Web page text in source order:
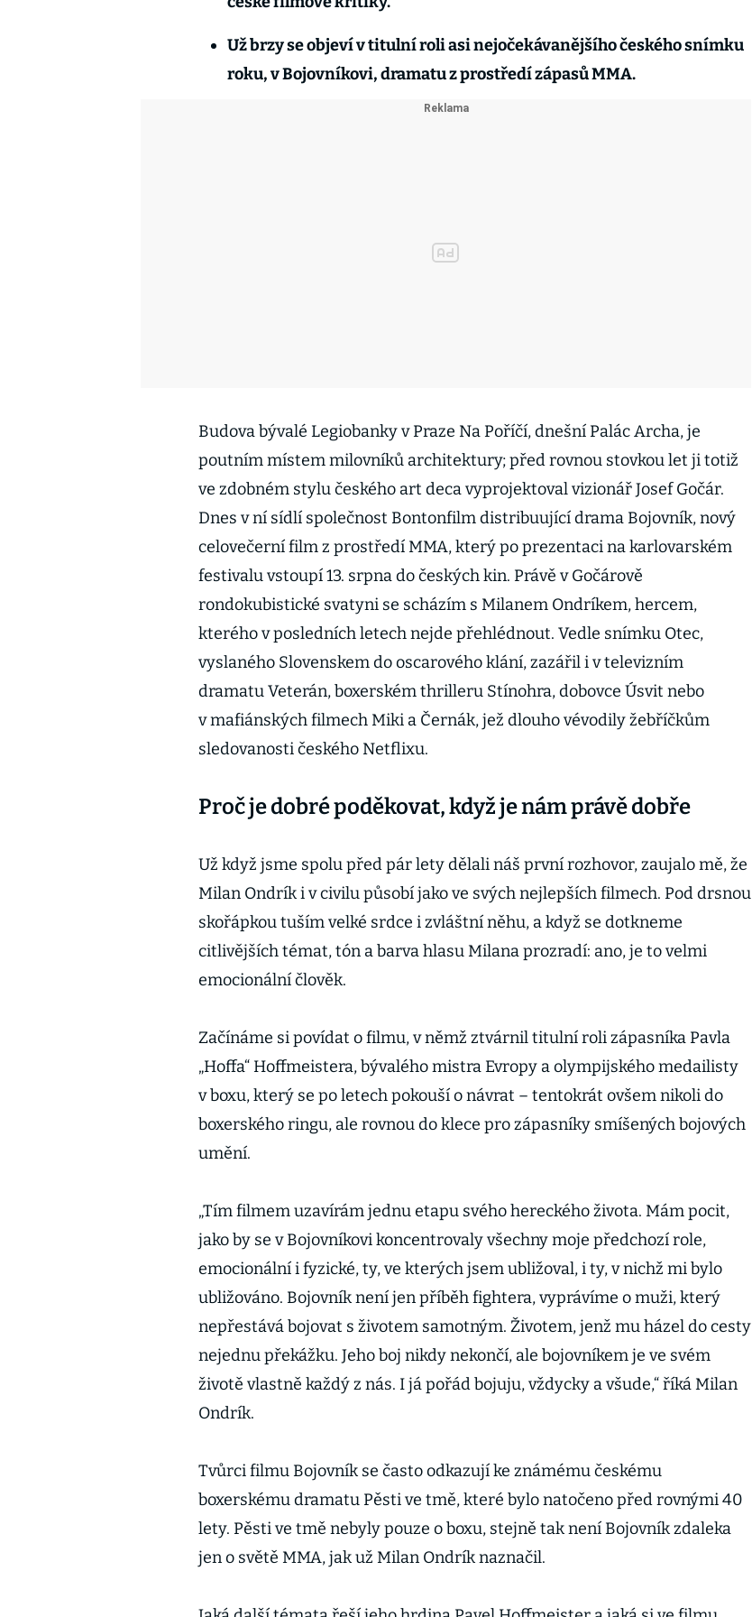
Už brzy se objeví v titulní roli asi nejočekávanějšího českého snímku
roku, v Bojovníkovi, dramatu z prostředí zápasů MMA.
Budova bývalé Legiobanky v Praze Na Poříčí, dnešní Palác Archa, je
poutním místem milovníků architektury; před rovnou stovkou let ji totiž
ve zdobném stylu českého art deca vyprojektoval vizionář Josef Gočár.
Dnes v ní sídlí společnost Bontonfilm distribuující drama Bojovník, nový
celovečerní film z prostředí MMA, který po prezentaci na karlovarském
festivalu vstoupí 13. srpna do českých kin. Právě v Gočárově
rondokubistické svatyni se scházím s Milanem Ondríkem, hercem,
kterého v posledních letech nejde přehlédnout. Vedle snímku Otec,
vyslaného Slovenskem do oscarového klání, zazářil i v televizním
dramatu Veterán, boxerském thrilleru Stínohra, dobovce Úsvit nebo
v mafiánských filmech Miki a Černák, jež dlouho vévodily žebříčkům
sledovanosti českého Netflixu.
Proč je dobré poděkovat, když je nám právě dobře
Už když jsme spolu před pár lety dělali náš první rozhovor, zaujalo mě, že
Milan Ondrík i v civilu působí jako ve svých nejlepších filmech. Pod drsnou
skořápkou tuším velké srdce i zvláštní něhu, a když se dotkneme
citlivějších témat, tón a barva hlasu Milana prozradí: ano, je to velmi
emocionální člověk.
Začínáme si povídat o filmu, v němž ztvárnil titulní roli zápasníka Pavla
„Hoffa“ Hoffmeistera, bývalého mistra Evropy a olympijského medailisty
v boxu, který se po letech pokouší o návrat – tentokrát ovšem nikoli do
boxerského ringu, ale rovnou do klece pro zápasníky smíšených bojových
umění.
„Tím filmem uzavírám jednu etapu svého hereckého života. Mám pocit,
jako by se v Bojovníkovi koncentrovaly všechny moje předchozí role,
emocionální i fyzické, ty, ve kterých jsem ubližoval, i ty, v nichž mi bylo
ubližováno. Bojovník není jen příběh fightera, vyprávíme o muži, který
nepřestává bojovat s životem samotným. Životem, jenž mu házel do cesty
nejednu překážku. Jeho boj nikdy nekončí, ale bojovníkem je ve svém
životě vlastně každý z nás. I já pořád bojuju, vždycky a všude,“ říká Milan
Ondrík.
Tvůrci filmu Bojovník se často odkazují ke známému českému
boxerskému dramatu Pěsti ve tmě, které bylo natočeno před rovnými 40
lety. Pěsti ve tmě nebyly pouze o boxu, stejně tak není Bojovník zdaleka
jen o světě MMA, jak už Milan Ondrík naznačil.